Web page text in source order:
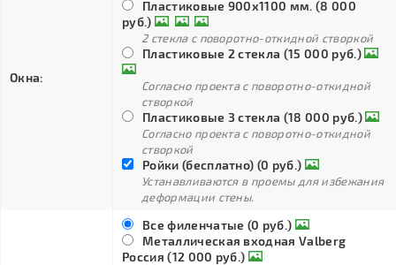
Окна:
Пластиковые 900х1100 мм. (8 000
руб.)
2 стекла с поворотно-откидной створкой
Пластиковые 2 стекла (15 000 руб.)
Согласно проекта с поворотно-откидной
створкой
Пластиковые 3 стекла (18 000 руб.)
Согласно проекта с поворотно-откидной
створкой
Ройки (бесплатно) (0 руб.)
Устанавливаются в проемы для избежания
деформации стены.
Все филенчатые (0 руб.)
Металлическая входная Valberg
Россия (12 000 руб.)